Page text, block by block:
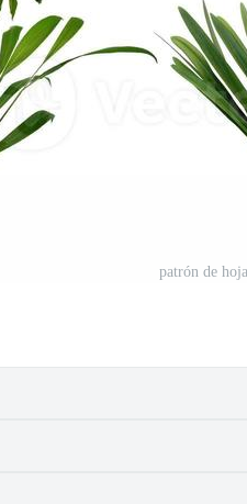
patrón de